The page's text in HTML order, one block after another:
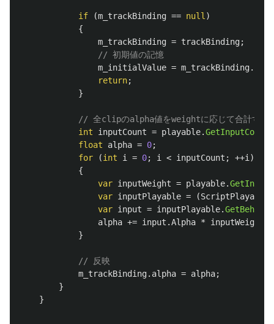
if (m_trackBinding == null )
{
m_trackBinding = trackBinding;
// 初期値の記憶
m_initialValue = m_trackBinding.
return;
}
// 全clipのalpha値をweightに応じて合計する
int
inputCount = playable.GetInputCount
float
alpha = 0;
for
(int i = 0; i < inputCount ; ++i )
{
var inputWeight = playable.
var inputPlayable = (ScriptPlayable
var input = inputPlayable.
alpha += input .Alpha * inputWeight
}
// 反映
m_trackBinding. alpha = alpha;
}
}